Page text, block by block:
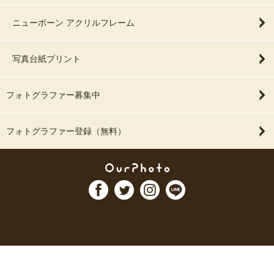
ニューボーン アクリルフレーム
写真台紙プリント
フォトグラファー募集中
フォトグラファー登録（無料）